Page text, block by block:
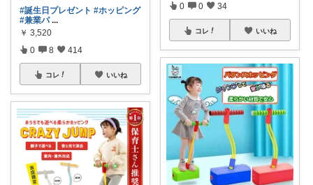
#誕生日プレゼント #ホッピング
#兼業パ ...
￥ 3,520
0 8 414
コレ いいね
0 0 34
コレ いいね